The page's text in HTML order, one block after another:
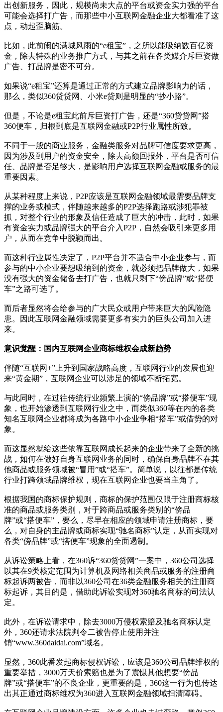
出创新服务，因此，规模尚未大点的平台或资金实力强的平台
可能会选择打广告，而那些中小互联网金融企业大都看准了这
点，动起歪脑筋。
比如，此前闹的满城风雨的“e租宝”，之所以能吸纳数百亿资
金，除去特殊的业务推广方式，与其之前在各类媒介斥巨资做
广告、打品牌是密不可分。
如果说“e租宝”还算是通过正常的方式建立品牌影响力的话，
那么，类似360贷贷网、小米e贷则是明显的“抄小路”。
但是，不论是e租宝此前斥巨资打广告，还是“360贷贷网”搭
360便车，归根到底是互联网金融或P2P行业属性所致。
不同于一般的商业服务，金融类服务对品牌可信度要求更高，
因为涉及到用户的资金安全，除去高额回报外，平台是否可信
任、品牌是否足够大，是影响用户选择互联网金融或服务的最
重要因素。
从某种程度上来说，P2P应该是互联网金融领域最需要品牌支
撑的业务或模式，伴随越来越多的P2P选择跑路或涉犯罪被
抓，对整个行业的形象及信任造成了巨大的冲击，此时，如果
有资金实力或品牌强大的平台介入P2P，自然会吸引来更多用
户，从而在竞争中脱颖而出。
而这种行业属性决定了，P2P平台并不适合中小企业参与，而
参与的中小企业要想吸纳到的资金，就必须把品牌做大，如果
没有强大的资金储备去打广告，也就只剩下“傍品牌”或“搭便
车”之路可选了。
而后者显然将会给参与的广大民众或用户带来巨大的风险隐
患。因此互联网金融领域需要更多有实力的巨头公司加入进
来。
意识觉醒：国内互联网企业商标维权会成新趋势
伴随“互联网+”上升到国家战略高度，互联网行业的发展也迎
来“黄金期”，互联网企业可以涉足的领域不断拓宽。
与此同时，在过往传统行业频繁上演的“傍品牌”或“搭便车”现
象，也开始渗透到互联网行业之中，而类似360等在内的各类
知名互联网企业都将成为各路中小企业争相“搭车”或借势的对
象。
而这显然就给这些依靠互联网成长起来的企业带来了全新的挑
战，如何在做好自身互联网业务的同时，确保自身品牌不在其
他商品或服务领域被“冒用”或“搭车”。简单说，以往都是传统
行业打跨领域品牌维权，现在互联网企业也要当主角了。
根据我国的商标保护规则，商标的保护范围仅限于注册商标核
准的商品或服务类别，对于跨商品或服务类别的“傍品
牌”或“搭便车”，要么，尽早在相应的领域申请注册商标，要
么，对自身的主品牌或商标实现“驰名商标”认定，从而实现对
各类“傍品牌”或“搭便车”现象的全面遏制。
从诉讼策略上看，在360诉“360贷贷网”一案中，360公司选择
以其在9类核定范围为计算机及网络相关商品或服务的注册商
标起诉两被告，而非以360公司在36类金融服务相关的注册商
标起诉，其目的是，借助此诉讼实现对360驰名商标的司法认
定。
此外，在诉讼请求中，除去3000万侵权索赔及驰名商标认定
外，360还请求法院判令二被告停止使用并注
销“www.360daidai.com”域名。
显然，360此番发起商标侵权诉讼，应该是360公司品牌维权的
重要举措，3000万天价索赔也是为了震慑其他想要“傍品
牌”或“搭便车”的不良企业，更重要的是，360这一行为也传达
出其正通过商标维权为360进入互联网金融领域扫清障碍。